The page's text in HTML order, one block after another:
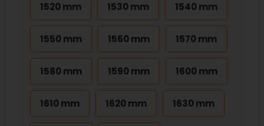
1520 mm 1530 mm 1540 mm
1550 mm 1560 mm 1570 mm
1580 mm 1590 mm 1600 mm
1610 mm 1620 mm 1630 mm